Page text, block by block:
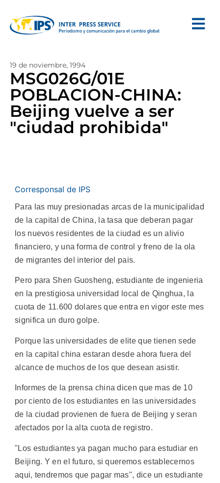
19 de noviembre, 1994
MSG026G/01E
POBLACION-CHINA:
Beijing vuelve a ser
"ciudad prohibida"
Corresponsal de IPS
Para las muy presionadas arcas de la municipalidad
de la capital de China, la tasa que deberan pagar
los nuevos residentes de la ciudad es un alivio
financiero, y una forma de control y freno de la ola
de migrantes del interior del pais.
Pero para Shen Guosheng, estudiante de ingenieria
en la prestigiosa universidad local de Qinghua, la
cuota de 11.600 dolares que entra en vigor este mes
significa un duro golpe.
Porque las universidades de elite que tienen sede
en la capital china estaran desde ahora fuera del
alcance de muchos de los que desean asistir.
Informes de la prensa china dicen que mas de 10
por ciento de los estudiantes en las universidades
de la ciudad provienen de fuera de Beijing y seran
afectados por la alta cuota de registro.
"Los estudiantes ya pagan mucho para estudiar en
Beijing. Y en el futuro, si queremos establecernos
aqui, tendremos que pagar mas", dice un estudiante